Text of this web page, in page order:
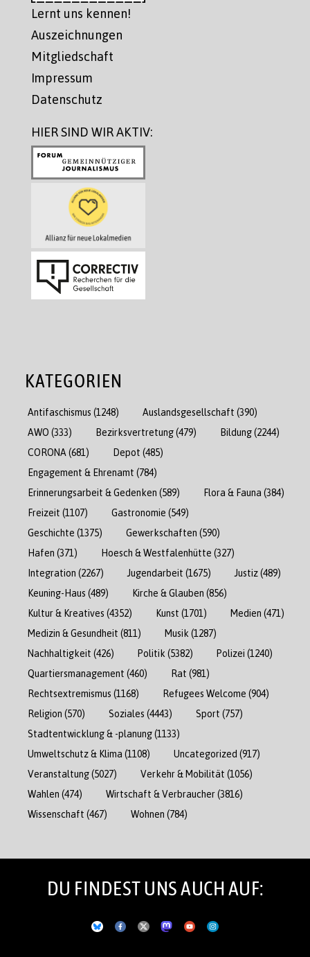
Lernt uns kennen!
Auszeichnungen
Mitgliedschaft
Impressum
Datenschutz
HIER SIND WIR AKTIV:
KATEGORIEN
Antifaschismus (1248) Auslandsgesellschaft (390)
AWO (333) Bezirksvertretung(479) Bildung(2244)
CORONA (681) Depot (485)
Engagement & Ehrenamt (784)
Erinnerungsarbeit & Gedenken (589) Flora & Fauna (384)
Freizeit (1107) Gastronomie (549)
Geschichte (1375) Gewerkschaften (590)
Hafen (371) Hoesch & Westfalenhütte (327)
Integration (2267) Jugendarbeit (1675) Justiz(489)
Keuning-Haus (489) Kirche & Glauben (856)
Kultur & Kreatives (4352) Kunst (1701) Medien (471)
Medizin & Gesundheit (811) Musik (1287)
Nachhaltigkeit (426) Politik (5382) Polizei (1240)
Quartiersmanagement (460) Rat (981)
Rechtsextremismus (1168) Refugees Welcome (904)
Religion (570) Soziales (4443) Sport (757)
Stadtentwicklung & -planung(1133)
Umweltschutz & Klima (1108) Uncategorized (917)
Veranstaltung(5027) Verkehr & Mobilität (1056)
Wahlen (474) Wirtschaft & Verbraucher(3816)
Wissenschaft (467) Wohnen (784)
DU FINDEST UNS AUCH AUF: